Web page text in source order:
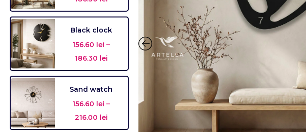
Black clock
156.60 lei –
186.30 lei
Sand watch
156.60 lei –
216.00 lei